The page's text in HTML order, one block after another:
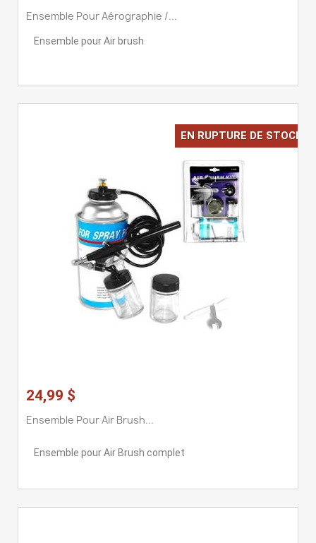
Ensemble Pour Aérographie /...
Ensemble pour Air brush
24,99 $
Ensemble Pour Air Brush...
Ensemble pour Air Brush complet
EN RUPTURE DE STOCK